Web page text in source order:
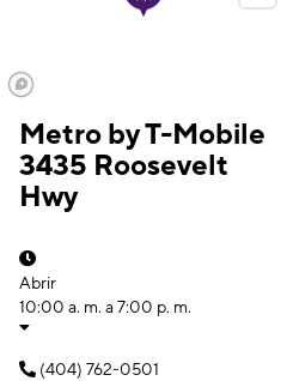
Metro by T-Mobile
3435 Roosevelt
Hwy
Abrir
10:00 a. m. a 7:00 p. m.
(404) 762-0501